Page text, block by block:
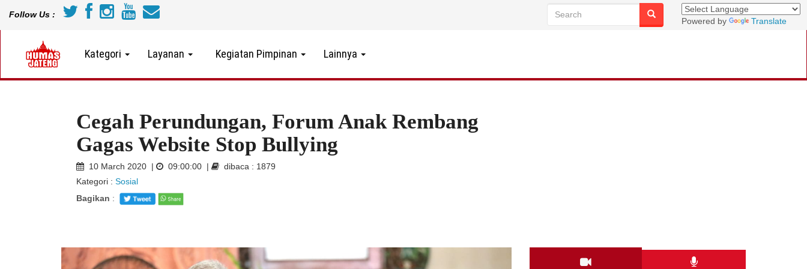
Follow Us :
Powered by Translate
Kategori Layanan Kegiatan Pimpinan Lainnya
Cegah Perundungan, Forum Anak Rembang
Gagas Website Stop Bullying
10 March 2020 | 09:00:00 |
dibaca : 1879
Kategori : Sosial
Bagikan :